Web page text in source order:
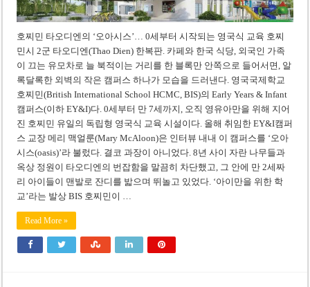
호찌민 타오디엔의 ‘오아시스’… 0세부터 시작되는 영국식 교육 호찌
민시 2군 타오디엔(Thao Dien) 한복판. 카페와 한국 식당, 외국인 가족
이 끄는 유모차로 늘 북적이는 거리를 한 블록만 안쪽으로 들어서면, 알
록달록한 외벽의 작은 캠퍼스 하나가 모습을 드러낸다. 영국국제학교
호찌민(British International School HCMC, BIS)의 Early Years & Infant
캠퍼스(이하 EY&I)다. 0세부터 만 7세까지, 오직 영유아만을 위해 지어
진 호찌민 유일의 독립형 영국식 교육 시설이다. 올해 취임한 EY&I캠퍼
스 교장 메리 맥얼룬(Mary McAloon)은 인터뷰 내내 이 캠퍼스를 ‘오아
시스(oasis)’라 불렀다. 결코 과장이 아니었다. 8년 사이 자란 나무들과
옥상 정원이 타오디엔의 번잡함을 말끔히 차단했고, 그 안에 만 2세짜
리 아이들이 맨발로 잔디를 밟으며 뛰놀고 있었다. ‘아이만을 위한 학
교’라는 발상 BIS 호찌민이 …
Read More »